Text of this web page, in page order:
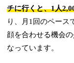
チに行くと、1人
り、月1回のペース
顔を合わせる機会
なっています。